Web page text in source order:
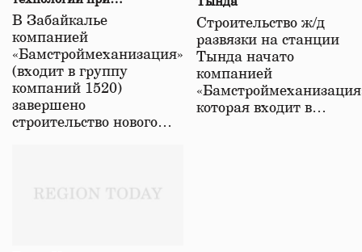
строительстве нового моста
в Забайкалье
В Забайкалье
компанией
«Бамстроймеханизация»
(входит в группу
компаний 1520)
завершено
строительство нового…
Строительство ж/д
развязки на станции
Тында начато
компанией
которая входит в…